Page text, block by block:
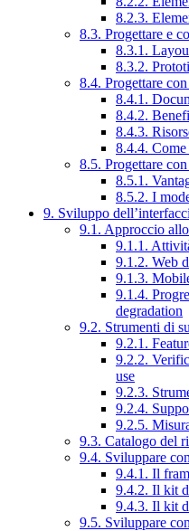
8.2.3.
8.3. Progettare e
8.3.1.
8.3.2.
8.4. Progettare
8.4.1.
8.4.2.
8.4.3.
8.4.4.
8.5. Progettare
8.5.1.
8.5.2. I
9. Sviluppo
9.1. Approccio
9.1.1.
9.1.2. Web
9.1.3.
9.1.4.
degradation
9.2. Strumenti di
9.2.1.
9.2.2.
use
9.2.3.
9.2.4.
9.2.5.
9.3. Catalogo del
9.4. Sviluppare
9.4.1. Il
9.4.2. Il kit
9.4.3. Il kit
9.5. Sviluppare